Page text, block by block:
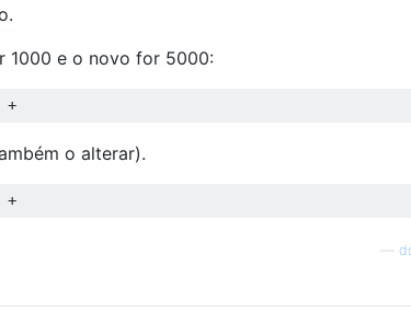
1000 e o novo for 5000:
o alterar).